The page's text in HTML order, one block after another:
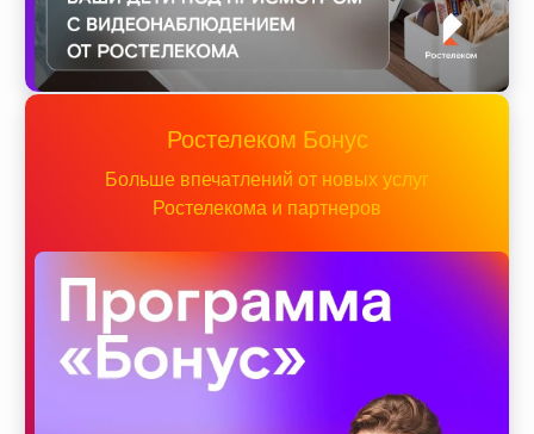
Ростелеком Бонус
Больше впечатлений от новых услуг
Ростелекома и партнеров